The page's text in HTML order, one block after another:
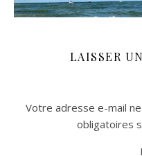
LAISSER
Votre adresse e-mail
obligatoires